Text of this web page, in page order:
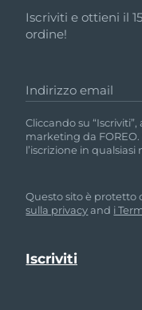
Iscriviti e ottieni il
ordine!
Indirizzo email
Cliccando su
marketing da
l’iscrizione in
Questo sito è protetto
sulla privacyand i